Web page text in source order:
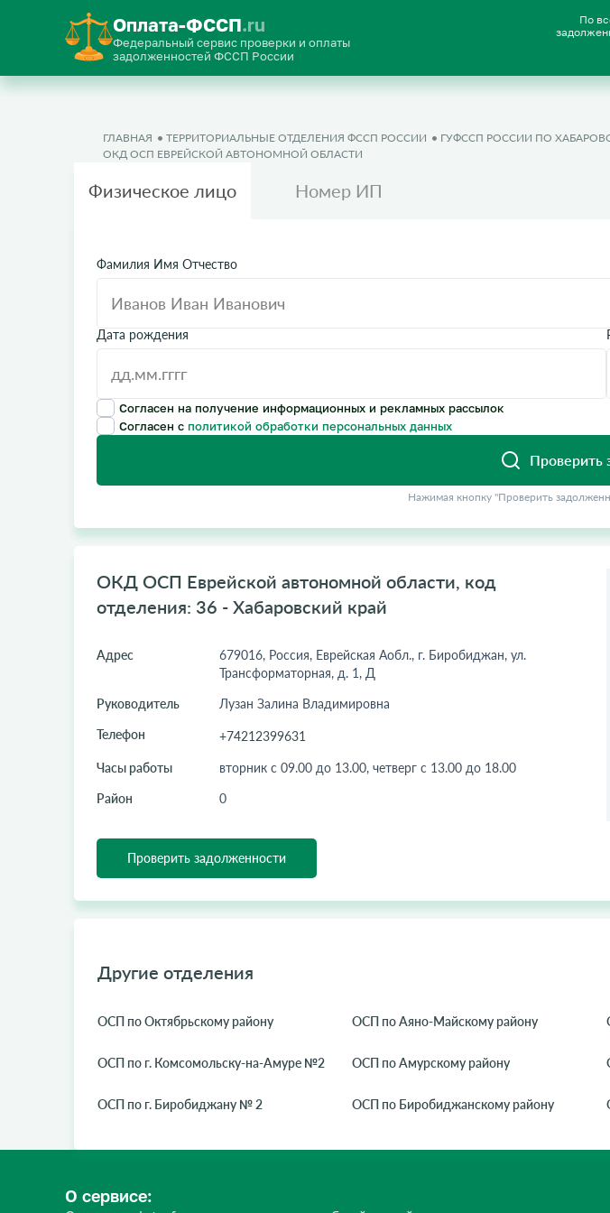
Оплата-ФССП.ru
Федеральный сервис проверки и оплаты
задолженностей ФССП России
По
ГЛАВНАЯ ТЕРРИТОРИАЛЬНЫЕ ОТДЕЛЕНИЯ ФССП РОССИИ
ГУФССП РОССИИ ПО
ОКД ОСП ЕВРЕЙСКОЙ АВТОНОМНОЙ ОБЛАСТИ
Физическое лицо Номер ИП
Фамилия Имя Отчество
Дата рождения
Согласен на получение информационных и рекламных рассылок
Согласен с политикой обработки персональных данных
Проверить
Нажимая кнопку "Проверить
ОКД ОСП Еврейской автономной области, код
отделения: 36 - Хабаровский край
Адрес
679016, Россия, Еврейская Аобл., г. Биробиджан, ул.
Трансформаторная, д. 1, Д
Руководитель
Лузан Залина Владимировна
Телефон
+74212399631
Часы работы
вторник с 09.00 до 13.00, четверг с 13.00 до 18.00
Район
0
Проверить задолженности
Другие отделения
ОСП по Октябрьскому району ОСП по Аяно-Майскому району
ОСП по г. Комсомольску-на-Амуре №2 ОСП по Амурскому району
ОСП по г. Биробиджану № 2 ОСП по Биробиджанскому району
О сервисе: